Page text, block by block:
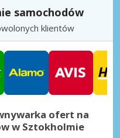
samochodów
klientów
ofert na
w Sztokholmie